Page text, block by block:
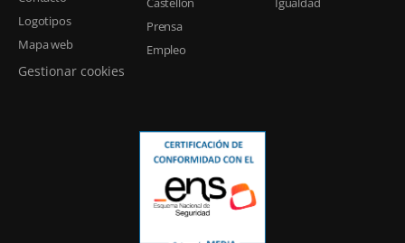
Logotipos
Mapa web
Gestionar cookies
Prensa
Empleo